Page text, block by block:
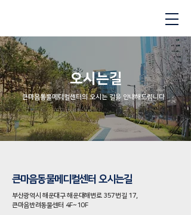
오시는길
큰마음동물메디컬센터의 오시는 길을 안내해드립니다
​큰마음동물메디컬센터 오시는길
부산광역시 해운대구 해운대해변로 357번길 17,​
큰마음반려동물센터 4F~10F